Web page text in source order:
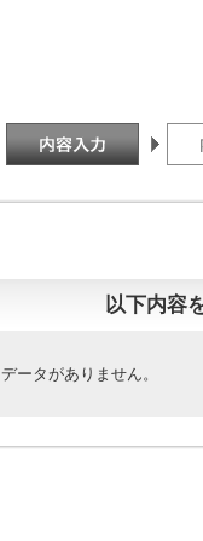
以下内容
データがありません。